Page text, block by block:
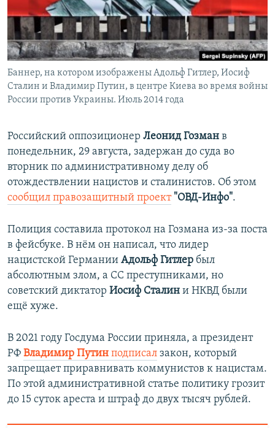
ПОБЕДИТЕЛЕЙ НЕ СУДЯТ?
КРЫМ.НЕПОКОРЕННЫЙ
ELIFBE
УКРАИНСКАЯ ПРОБЛЕМА КРЫМА
ПРИСОЕДИНЯЙТЕСЬ!
Все сайты RFE/RL
Баннер, на котором изображены Адольф Гитлер, Иосиф
Сталин и Владимир Путин, в центре Киева во время войны
России против Украины. Июль 2014 года
Российский оппозиционер Леонид Гозман в
понедельник, 29 августа, задержан до суда во
вторник по административному делу об
отождествлении нацистов и сталинистов. Об этом
сообщил правозащитный проект "ОВД-Инфо".
Полиция составила протокол на Гозмана из-за поста
в фейсбуке. В нём он написал, что лидер
нацистской Германии Адольф Гитлер был
абсолютным злом, а СС преступниками, но
советский диктатор Иосиф Сталин и НКВД были
ещё хуже.
В 2021 году Госдума России приняла, а президент
РФ Владимир Путин подписал закон, который
запрещает приравнивать коммунистов к нацистам.
По этой административной статье политику грозит
до 15 суток ареста и штраф до двух тысяч рублей.